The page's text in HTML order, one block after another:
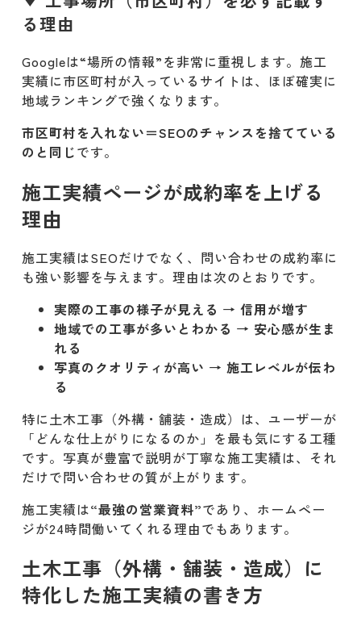
る理由
Googleは“場所の情報”を非常に重視します。施工
実績に市区町村が入っているサイトは、ほぼ確実に
地域ランキングで強くなります。
市区町村を入れない＝SEOのチャンスを捨てている
のと同じです。
施工実績ページが成約率を上げる
理由
施工実績はSEOだけでなく、問い合わせの成約率に
も強い影響を与えます。理由は次のとおりです。
実際の工事の様子が見える → 信用が増す
地域での工事が多いとわかる → 安心感が生ま
れる
写真のクオリティが高い → 施工レベルが伝わ
る
特に土木工事（外構・舗装・造成）は、ユーザーが
「どんな仕上がりになるのか」を最も気にする工種
です。写真が豊富で説明が丁寧な施工実績は、それ
だけで問い合わせの質が上がります。
施工実績は“最強の営業資料”であり、ホームペー
ジが24時間働いてくれる理由でもあります。
土木工事（外構・舗装・造成）に
特化した施工実績の書き方